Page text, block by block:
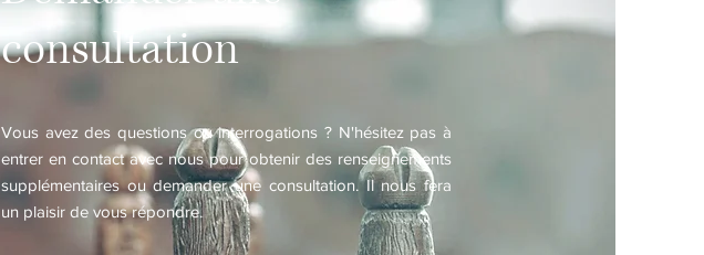
consultation
Vous avez des questions ou interrogations ? N'hésitez pas à
entrer en contact avec nous pour obtenir des renseignements
supplémentaires ou demander une consultation. Il nous fera
un plaisir de vous répondre.